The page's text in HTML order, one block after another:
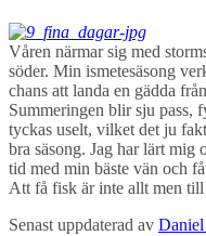
Våren närmar sig med
söder. Min ismetesäsong
chans att landa en gädda
Summeringen blir sju pass,
tyckas uselt, vilket det ju
bra säsong. Jag har lärt mig
tid med min bäste vän och
Att få fisk är inte allt men till
Senast uppdaterad av